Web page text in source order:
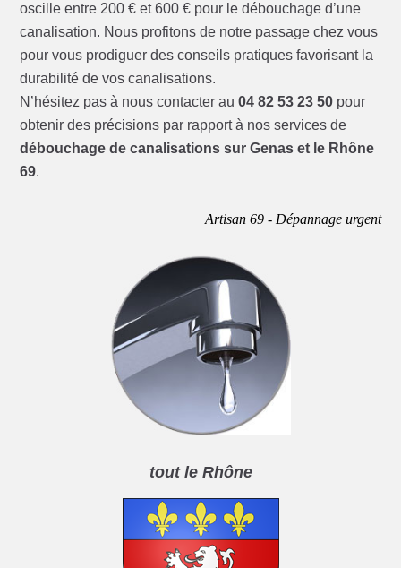
oscille entre 200 € et 600 € pour le débouchage d’une
canalisation. Nous profitons de notre passage chez vous
pour vous prodiguer des conseils pratiques favorisant la
durabilité de vos canalisations.
N’hésitez pas à nous contacter au04 82 53 23 50 pour
obtenir des précisions par rapport à nos services de
débouchage de canalisations sur Genas et le Rhône
69.
Artisan 69 - Dépannage urgent
tout le Rhône